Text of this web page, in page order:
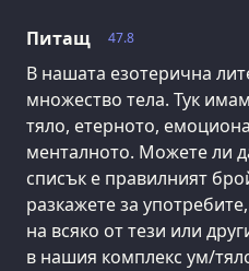
47.8
Питащ
В нашата езотерична
множество тела. Тук
тяло, етерното,
менталното. Можете ли
списък е правилният
разкажете за
на всяко от тези или
в нашия комплекс ум/